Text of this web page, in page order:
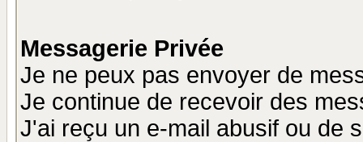
Messagerie Privée
Je ne peux pas envoyer de
Je continue de recevoir des
J'ai reçu un e-mail abusif ou de